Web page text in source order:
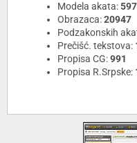
Modela akata:597
Obrazaca:20947
Podzakonskih
Prečišć. tekstova:
Propisa CG:991
Propisa R.Srpske: